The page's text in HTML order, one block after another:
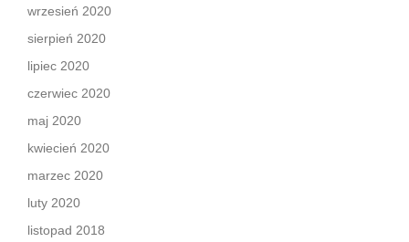
wrzesień 2020
sierpień 2020
lipiec 2020
czerwiec 2020
maj 2020
kwiecień 2020
marzec 2020
luty 2020
listopad 2018